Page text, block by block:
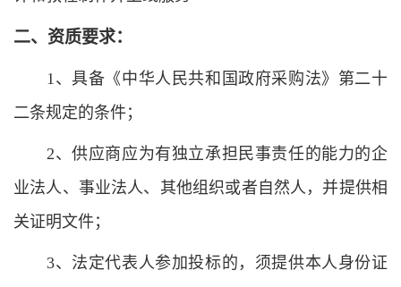
二、资质要求：
1、具备《中华人民共和国政府采购法》第二十
二条规定的条件；
2、供应商应为有独立承担民事责任的能力的企
业法人、事业法人、其他组织或者自然人，并提供相
关证明文件；
3、法定代表人参加投标的，须提供本人身份证